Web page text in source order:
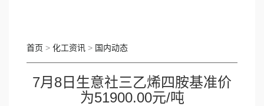
首页 > 化工资讯 > 国内动态
7月8日生意社三乙烯四胺基准价
为51900.00元/吨